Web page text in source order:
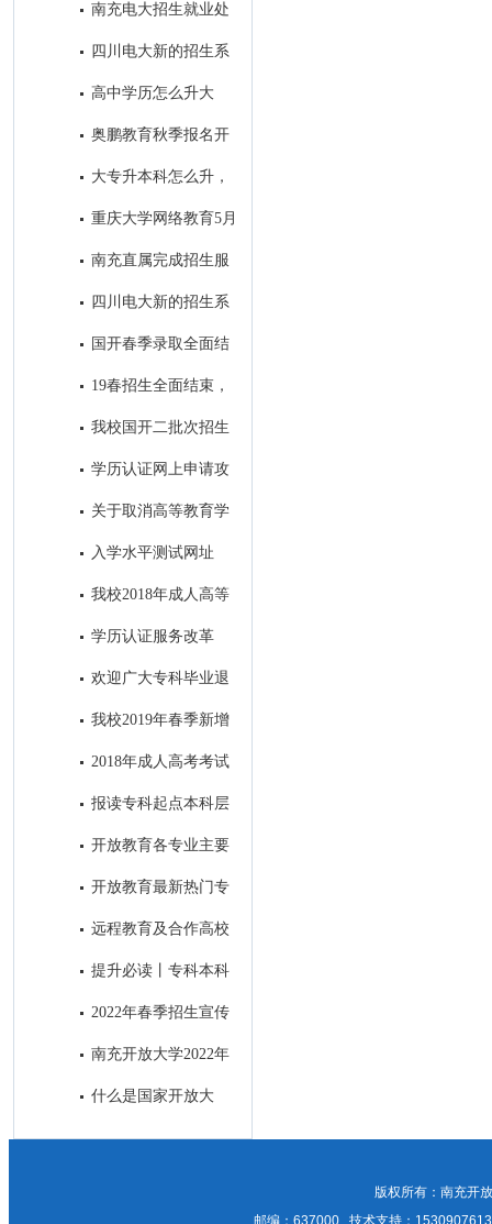
南充电大招生就业处
2019年春季工作亮点
四川电大新的招生系
统今日定型
高中学历怎么升大
奥鹏教育秋季报名开
大专升本科怎么升，
大专生怎样考本科？
重庆大学网络教育5月
7号开始报名！
南充直属完成招生服
务中心建设
四川电大新的招生系
统即将投入使用
国开春季录取全面结
束，录取学生信息进入教务系统
19春招生全面结束，
开始备战19秋招生工作
我校国开二批次招生
进入录取阶段
学历认证网上申请攻
关于取消高等教育学
历认证收费以及调整认证受理范
入学水平测试网址
我校2018年成人高等
教育录取工作圆满结束
学历认证服务改革
后，如何进行学籍/学历的查询
欢迎广大专科毕业退
役军人免试进入我校参加成人本
我校2019年春季新增
合作高校——中国地质大学
2018年成人高考考试
报读专科起点本科层
次的学生前置学历的真实性审核
开放教育各专业主要
开放教育最新热门专
远程教育及合作高校
提升必读丨专科本科
之间究竟有何差别？
2022年春季招生宣传
招生简章与H5制作及南充主流
生广告发布比选邀请
南充开放大学2022年
成人教育正在报名中，欢迎咨
什么是国家开放大
版权所有：南充开
邮编：637000 技术支持：